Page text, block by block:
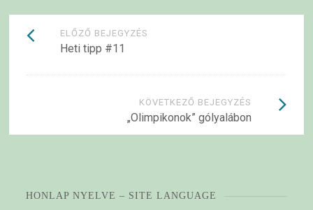
Bejegyzések
navigációja
ELŐZŐ BEJEGYZÉS
Heti tipp #11
KÖVETKEZŐ BEJEGYZÉS
„Olimpikonok” gólyalábon
HONLAP NYELVE – SITE LANGUAGE